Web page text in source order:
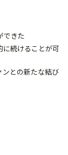
できた
続けることが可
ンとの新たな結び